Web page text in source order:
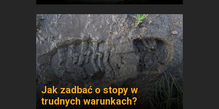
Jak zadbać o stopy w
trudnych warunkach?